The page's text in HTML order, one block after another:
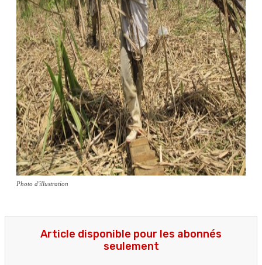
Photo d'illustration
Article disponible pour les abonnés
seulement